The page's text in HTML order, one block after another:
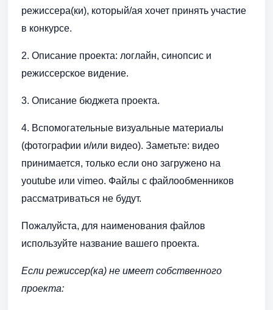
режиссера(ки), который/ая хочет принять участие
в конкурсе.
2. Описание проекта: логлайн, синопсис и
режиссерское видение.
3. Описание бюджета проекта.
4. Вспомогательные визуальные материалы
(фотографии и/или видео). Заметьте: видео
принимается, только если оно загружено на
youtube или vimeo. Файлы с файлообменников
рассматриваться не будут.
Пожалуйста, для наименования файлов
используйте название вашего проекта.
Если режиссер(ка) не имеет собственного
проекта: